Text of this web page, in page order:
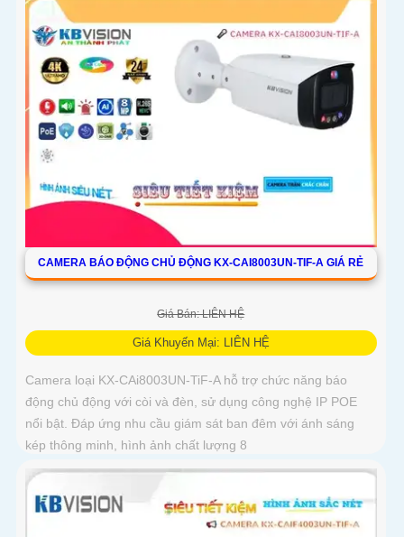
CAMERA BÁO ĐỘNG CHỦ ĐỘNG KX-CAI8003UN-TIF-A GIÁ RẺ
Giá Bán: LIÊN HỆ
Giá Khuyến Mại: LIÊN HỆ
Camera loại KX-CAi8003UN-TiF-A hỗ trợ chức năng báo
động chủ động với còi và đèn, sử dụng công nghệ IP POE
nổi bật. Đáp ứng nhu cầu giám sát ban đêm với ánh sáng
kép thông minh, hình ảnh chất lượng 8